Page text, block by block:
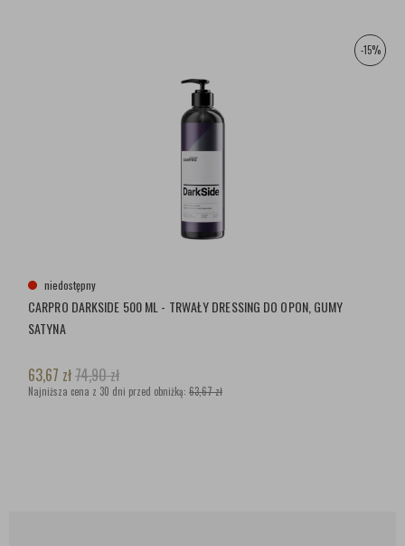
-15%
niedostępny
CARPRO DARKSIDE 500 ML - TRWAŁY DRESSING DO OPON, GUMY
SATYNA
63,67 zł74,90zł
Najniższa cena z 30 dni przed obniżką: 63,67 zł